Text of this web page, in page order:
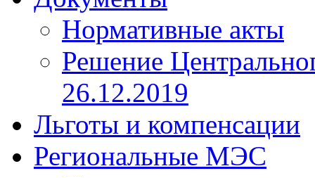
Нормативные акты
Решение
26.12.2019
Льготы и компенсации
Региональные МЭС